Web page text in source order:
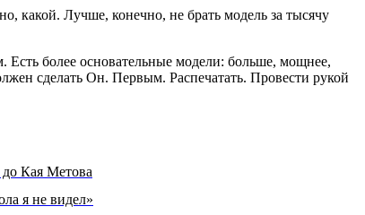
какой. Лучше, конечно, не брать модель за тысячу
Есть более основательные модели: больше, мощнее,
сделать Он. Первым. Распечатать. Провести рукой
Кая Метова
я не видел»